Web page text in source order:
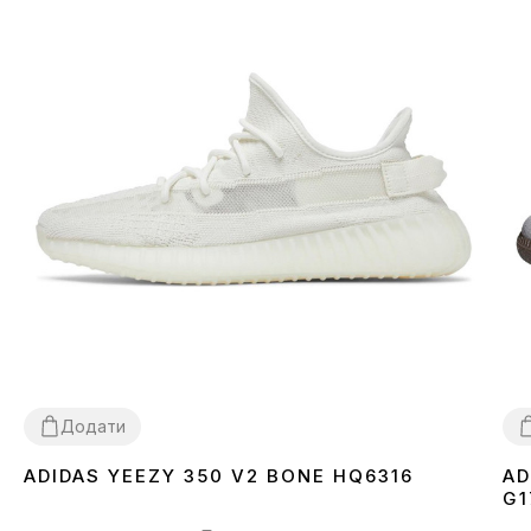
Додати
36 3738 39 404142 43 444546
ADIDAS YEEZY 350 V2 BONE HQ6316